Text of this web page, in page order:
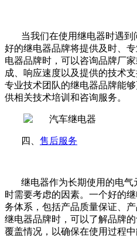
当我们在使用继电器时遇
好的继电器品牌将提供及时、
电器品牌时，可以咨询品牌厂
成、响应速度以及提供的技术
专业技术团队的继电器品牌能
供相关技术培训和咨询服务。
四、 售后服务
继电器作为长期使用的电
时需要考虑的因素。一个好的
务体系，包括产品质量保证、
继电器品牌时，可以了解品牌
覆盖情况，以确保在使用过程